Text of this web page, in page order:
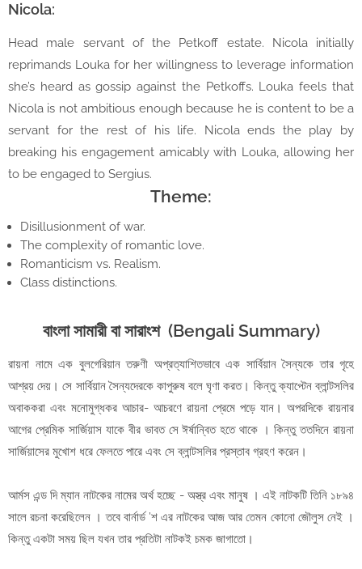
Nicola:
Head male servant of the Petkoff estate. Nicola initially
reprimands Louka for her willingness to leverage information
she’s heard as gossip against the Petkoffs. Louka feels that
Nicola is not ambitious enough because he is content to be a
servant for the rest of his life. Nicola ends the play by
breaking his engagement amicably with Louka, allowing her
to be engaged to Sergius.
Theme:
Disillusionment of war.
The complexity of romantic love.
Romanticism vs. Realism.
Class distinctions.
বাংলা সামারী বা সারাংশ (Bengali Summary)
রায়না নামে এক বুলগেরিয়ান তরুণী অপ্রত্যাশিতভাবে এক সার্বিয়ান সৈন্যকে তার গৃহে
আশ্রয় দেয়। সে সার্বিয়ান সৈন্যদেরকে কাপুরুষ বলে ঘৃণা করত। কিন্তু ক্যাপ্টেন ব্লান্টসলির
অবাককরা এবং মনোমুগ্ধকর আচার- আচরণে রায়না প্রেমে পড়ে যান। অপরদিকে রায়নার
আগের প্রেমিক সার্জিয়াস যাকে বীর ভাবত সে ঈর্ষান্বিত হতে থাকে । কিন্তু ততদিনে রায়না
সার্জিয়াসের মুখোশ ধরে ফেলতে পারে এবং সে ব্লান্টসলির প্রস্তাব গ্রহণ করেন।
আর্মস এন্ড দি ম্যান নাটকের নামের অর্থ হচ্ছে - অস্ত্র এবং মানুষ । এই নাটকটি তিনি ১৮৯৪
সালে রচনা করেছিলেন । তবে বার্নার্ড ’শ এর নাটকের আজ আর তেমন কোনো জৌলুস নেই ।
কিন্তু একটা সময় ছিল যখন তার প্রতিটা নাটকই চমক জাগাতো।